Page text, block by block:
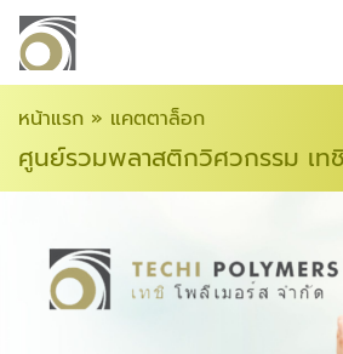
หน้าแรก » แคตตาล็อก
ศูนย์รวมพลาสติกวิศวกรรม เท